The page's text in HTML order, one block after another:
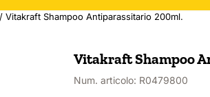
/ Vitakraft Shampoo Antiparassitario 200ml.
Vitakraft Shampoo
Num. articolo: R0479800